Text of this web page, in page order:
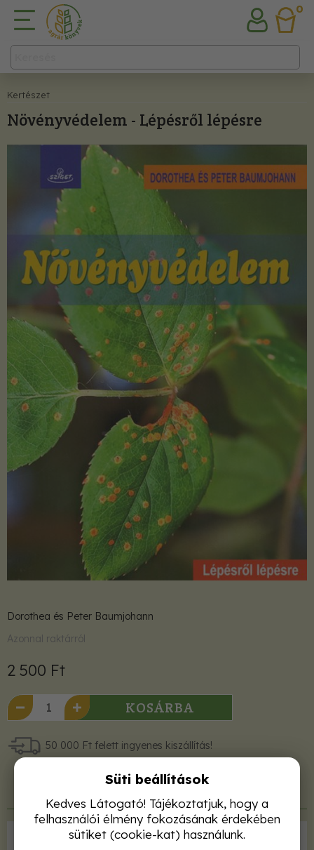
0
Kertészet
Növényvédelem - Lépésről lépésre
Dorothea és Peter Baumjohann
Azonnal raktárról
2 500 Ft
KOSÁRBA
50 000 Ft felett ingyenes kiszállítás!
Termékleírás
Sziget Könyvkiadó
Süti beállítások
Kedves Látogató! Tájékoztatjuk, hogy a
felhasználói élmény fokozásának érdekében
sütiket (cookie-kat) használunk.